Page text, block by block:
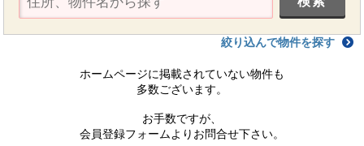
絞り込んで物件を探す
ホームページに掲載されていない物件も
多数ございます。
お手数ですが、
会員登録フォームよりお問合せ下さい。